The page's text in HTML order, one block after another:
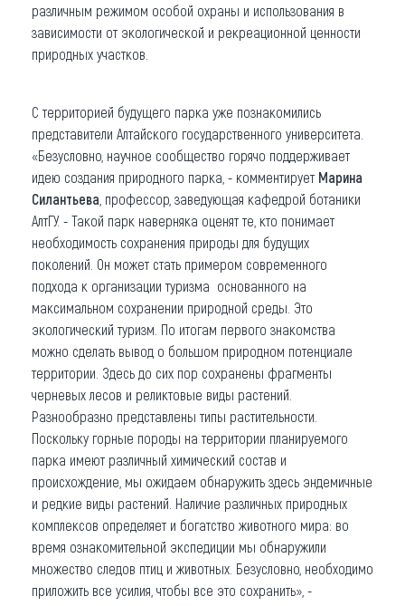
различным режимом особой охраны и использования в
зависимости от экологической и рекреационной ценности
природных участков.
С территорией будущего парка уже познакомились
представители Алтайского государственного университета.
«Безусловно, научное сообщество горячо поддерживает
идею создания природного парка, - комментирует Марина
Силантьева , профессор, заведующая кафедрой ботаники
АлтГУ. - Такой парк наверняка оценят те, кто понимает
необходимость сохранения природы для будущих
поколений. Он может стать примером современного
подхода к организации туризма основанного на
максимальном сохранении природной среды. Это
экологический туризм. По итогам первого знакомства
можно сделать вывод о большом природном потенциале
территории. Здесь до сих пор сохранены фрагменты
черневых лесов и реликтовые виды растений.
Разнообразно представлены типы растительности.
Поскольку горные породы на территории планируемого
парка имеют различный химический состав и
происхождение, мы ожидаем обнаружить здесь эндемичные
и редкие виды растений. Наличие различных природных
комплексов определяет и богатство животного мира: во
время ознакомительной экспедиции мы обнаружили
множество следов птиц и животных. Безусловно, необходимо
приложить все усилия, чтобы все это сохранить», -